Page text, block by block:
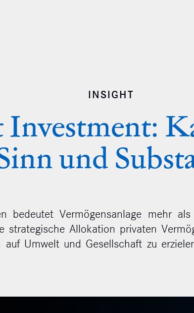
INSIGHT
Investment:
und
bedeutet Vermögensanlage mehr
strategische Allokation privaten
auf Umwelt und Gesellschaft zu